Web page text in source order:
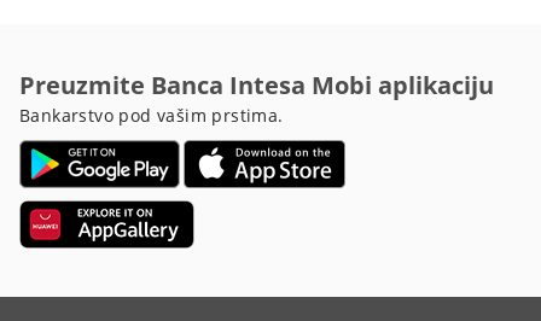
Preuzmite Banca Intesa Mobi aplikaciju
Bankarstvo pod vašim prstima.